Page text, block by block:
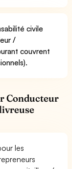
civile
/
couvrent
Conducteur
les